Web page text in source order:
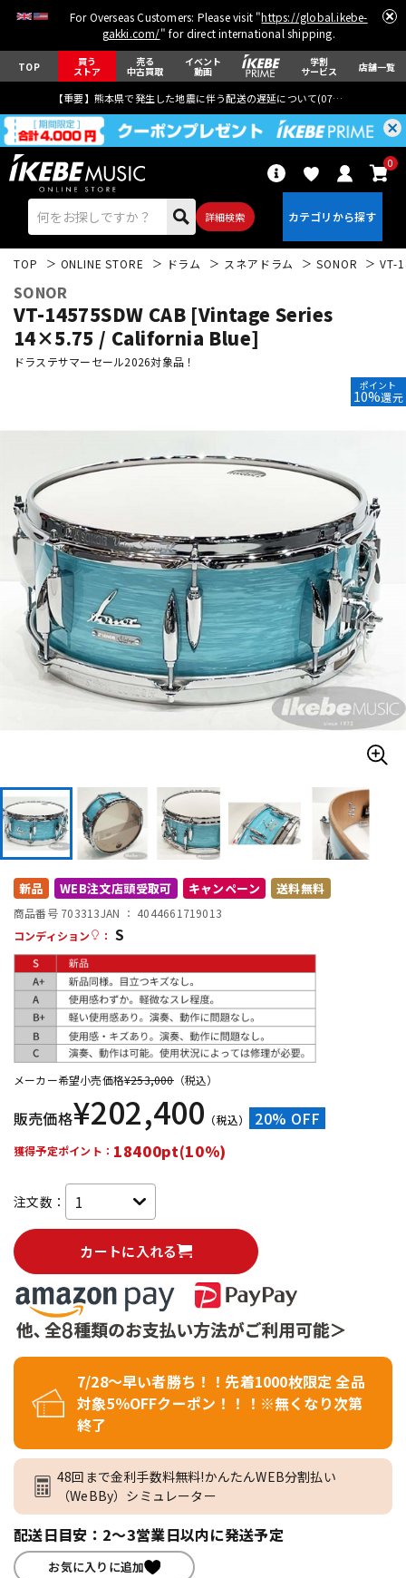
For Overseas Customers: Please visit "https://global.ikebe-
gakki.com/" for direct international shipping.
TOP 買う
ストア
売る
中古買取
イベント
動画
学割
サービス 店舗一覧
【重要】熊本県で発生した地震に伴う配送の遅延について(07月29日
詳細検索
0
エレキギター
ベース
キーボード 電子ピアノ
管楽器 その他楽器
アンプ エフェクター
DTM オンライン納品 レコーディング機器
配信/ライブ機器 楽器アクセサリ
中古 ヴィンテージ
TOP ONLINE STORE ドラム スネアドラム SONOR VT-
SONOR
VT-14575SDW CAB [Vintage Series
14×5.75 / California Blue]
ドラステサマーセール2026対象品！
ポイント
10%還元
新品 WEB注文店頭受取可 キャンペーン 送料無料
商品番号 703313JAN ： 4044661719013
コンディション
： S
メーカー希望小売価格¥253,000（税込）
販売価格¥202,400 （税込） 20% OFF
獲得予定ポイント： 18400pt(10%)
注文数：
カートに入れる
7/28～早い者勝ち！！先着1000枚限定 全品
対象5％OFFクーポン！！！※無くなり次第
終了
48回まで金利手数料無料!かんたんWEB分割払い
（WeBBy）シミュレーター
配送日目安：2～3営業日以内に発送予定
お気に入りに追加